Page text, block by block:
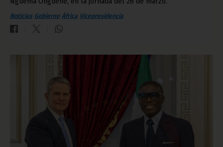
Noticias Gobierno África Vicepresidencia